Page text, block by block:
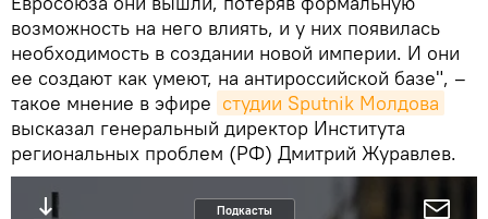
возможность на него влиять, и у них появилась
необходимость в создании новой империи. И они
ее создают как умеют, на антироссийской базе", –
такое мнение в эфире студии Sputnik Молдова
высказал генеральный директор Института
региональных проблем (РФ) Дмитрий Журавлев.
Подкасты